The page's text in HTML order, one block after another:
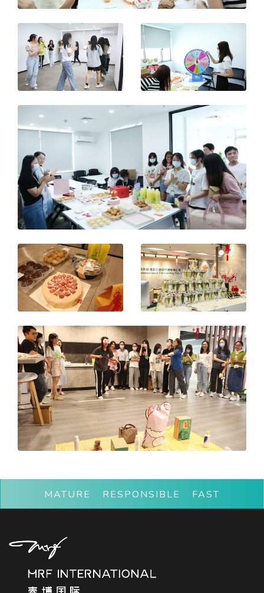
MATURE RESPONSIBLE FAST